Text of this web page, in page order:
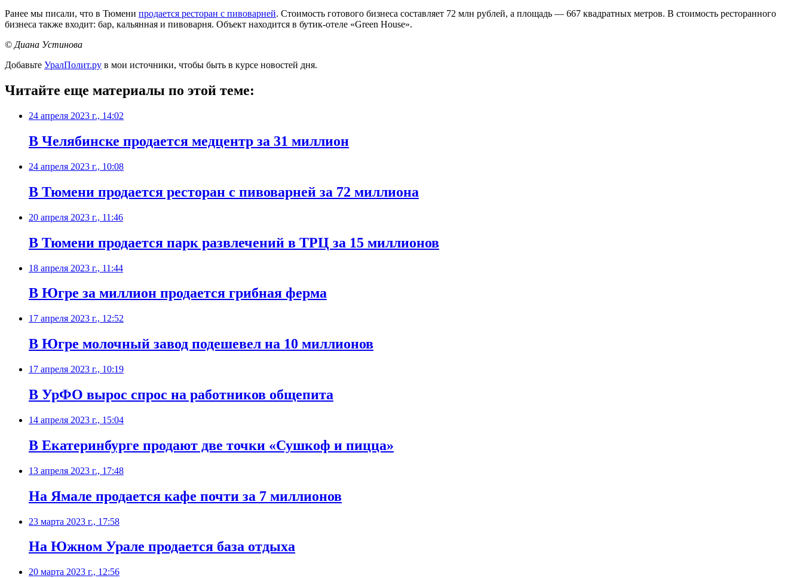
Ранее мы писали, что в Тюмени продается ресторан с пивоварней. Стоимость готового бизнеса составляет 72 млн рублей, а площадь — 667 квадратных метров. В стоимость ресторанного
бизнеса также входит: бар, кальянная и пивоварня. Объект находится в бутик-отеле «Green House».
© Диана Устинова
Добавьте УралПолит.ру в мои источники, чтобы быть в курсе новостей дня.
Читайте еще материалы по этой теме:
24 апреля 2023 г., 14:02
В Челябинске продается медцентр за 31 миллион
24 апреля 2023 г., 10:08
В Тюмени продается ресторан с пивоварней за 72 миллиона
20 апреля 2023 г., 11:46
В Тюмени продается парк развлечений в ТРЦ за 15 миллионов
18 апреля 2023 г., 11:44
В Югре за миллион продается грибная ферма
17 апреля 2023 г., 12:52
В Югре молочный завод подешевел на 10 миллионов
17 апреля 2023 г., 10:19
В УрФО вырос спрос на работников общепита
14 апреля 2023 г., 15:04
​В Екатеринбурге продают две точки «Сушкоф и пицца»
13 апреля 2023 г., 17:48
На Ямале продается кафе почти за 7 миллионов
23 марта 2023 г., 17:58
На Южном Урале продается база отдыха
20 марта 2023 г., 12:56